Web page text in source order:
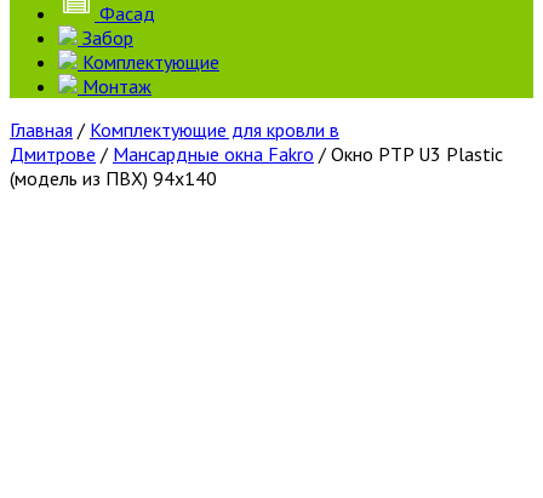
Фасад
Забор
Комплектующие
Монтаж
Главная / Комплектующие для кровли в
Дмитрове / Мансардные окна Fakro / Окно PTP U3 Plastic
(модель из ПВХ) 94х140